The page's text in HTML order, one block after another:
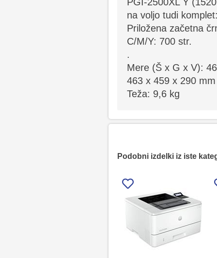
na voljo tudi
Priložena začetna
C/M/Y: 700 str.
.
Mere (Š x G x V):
463 x 459 x 290
Teža: 9,6 kg
Podobni izdelki iz iste